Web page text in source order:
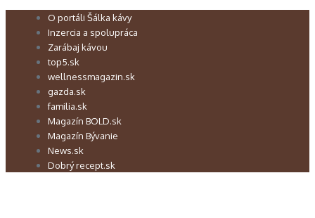
Preskočiť O portáli Šálka kávy
Inzercia a spolupráca
Zarábaj kávou
top5.sk
wellnessmagazin.sk
gazda.sk
familia.sk
Magazín BOLD.sk
Magazín Bývanie
News.sk
Dobrý recept.sk